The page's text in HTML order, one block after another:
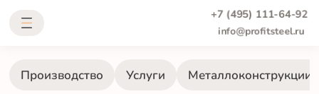
+7 (495) 111-64-92
info@profitsteel.ru
Производство Услуги Металлоконструкции